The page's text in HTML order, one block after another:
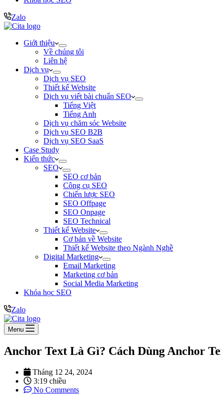
Zalo
Giới thiệu
Về chúng tôi
Liên hệ
Dịch vụ
Dịch vụ SEO
Thiết kế Website
Dịch vụ viết bài chuẩn SEO
Tiếng Việt
Tiếng Anh
Dịch vụ chăm sóc Website
Dịch vụ SEO B2B
Dịch vụ SEO SaaS
Case Study
Kiến thức
SEO
SEO cơ bản
Công cụ SEO
Chiến lược SEO
SEO Offpage
SEO Onpage
SEO Technical
Thiết kế Website
Cơ bản về Website
Thiết kế Website theo Ngành Nghề
Digital Marketing
Email Marketing
Marketing cơ bản
Social Media Marketing
Khóa học SEO
Zalo
Menu
Anchor Text Là Gì? Cách Dùng Anchor
Tháng 12 24, 2024
3:19 chiều
No Comments